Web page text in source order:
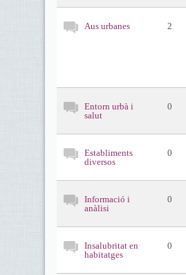
Aus urbanes 2
Entorn urbà i
salut
0
Establiments
diversos
0
Informació i
anàlisi
0
Insalubritat en
habitatges
0